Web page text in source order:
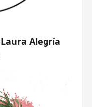
Alegría